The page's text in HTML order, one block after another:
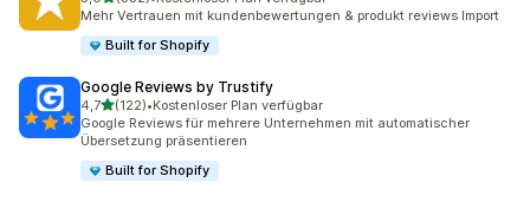
332 Rezensionen insgesamt
Mehr Vertrauen mit kundenbewertungen & produkt reviews Import
Built for Shopify
Google Reviews by Trustify
4,7von 5 Sternen
(122)
122 Rezensionen insgesamt
•Kostenloser Plan verfügbar
Google Reviews für mehrere Unternehmen mit automatischer
Übersetzung präsentieren
Built for Shopify